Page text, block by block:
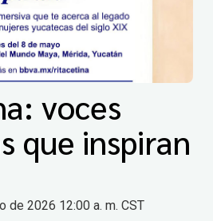
voces
que inspiran
de 2026 12:00 a. m. CST